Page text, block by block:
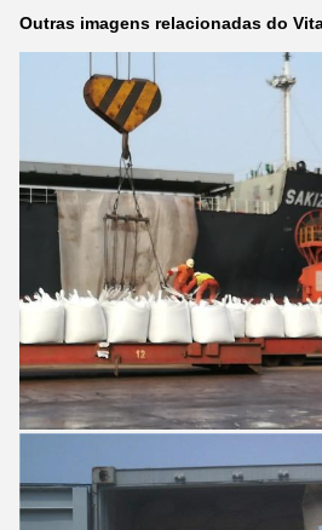
Outras imagens relacionadas do